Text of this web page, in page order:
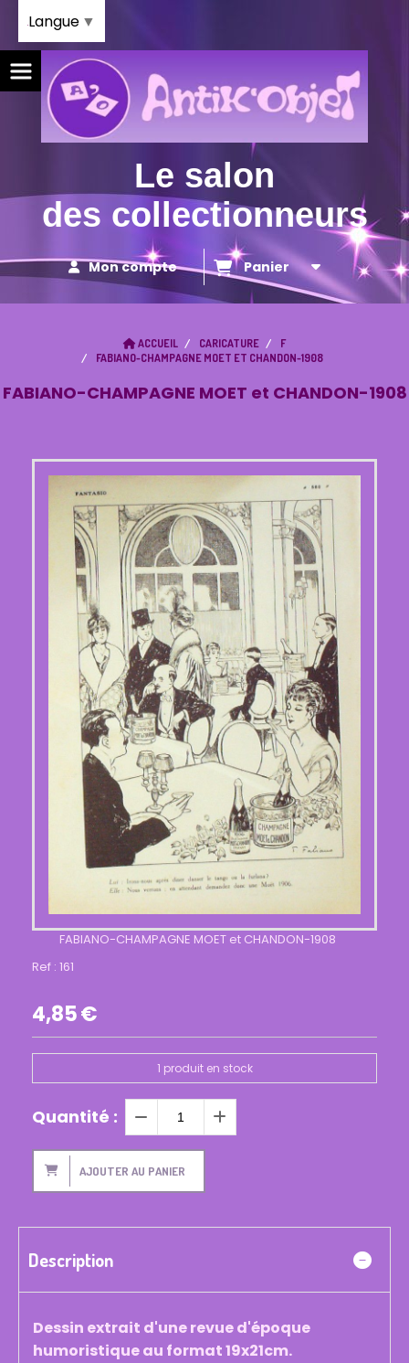
Le salon
des collectionneurs
Mon compte Panier
ACCUEIL CARICATURE
F
FABIANO-CHAMPAGNE MOET ET CHANDON-1908
FABIANO-CHAMPAGNE MOET et CHANDON-1908
FABIANO-CHAMPAGNE MOET et CHANDON-1908
Ref : 161
4,85€
1 produit en stock
Quantité :
AJOUTER AU PANIER
Description
Dessin extrait d'une revue d'époque
humoristique au format 19x21cm.
Langue ▼